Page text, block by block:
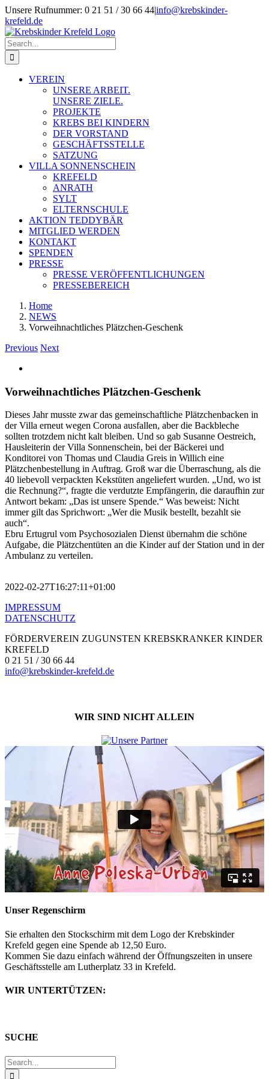
Skip
to
content
Unsere Rufnummer: 0 21 51 / 30 66 44|info@krebskinder-
krefeld.de
Facebook
Instagram
Search
for:
VEREIN
UNSERE ARBEIT.
UNSERE ZIELE.
PROJEKTE
KREBS BEI KINDERN
DER VORSTAND
GESCHÄFTSSTELLE
SATZUNG
VILLA SONNENSCHEIN
KREFELD
ANRATH
SYLT
ELTERNSCHULE
AKTION TEDDYBÄR
MITGLIED WERDEN
KONTAKT
SPENDEN
PRESSE
PRESSE VERÖFFENTLICHUNGEN
PRESSEBEREICH
Home
NEWS
Vorweihnachtliches Plätzchen-Geschenk
Previous Next
Image
Vorweihnachtliches Plätzchen-Geschenk
Dieses Jahr musste zwar das gemeinschaftliche Plätzchenbacken in
der Villa erneut wegen Corona ausfallen, aber die Backbleche
sollten trotzdem nicht kalt bleiben. Und so gab Susanne Oestreich,
Hausleiterin der Villa Sonnenschein, bei der Bäckerei und
Konditorei von Thomas und Claudia Greis in Willich eine
Plätzchenbestellung in Auftrag. Groß war die Überraschung, als die
40 liebevoll verpackten Kekstüten angeliefert wurden. „Und, wo ist
die Rechnung?“, fragte die verdutzte Empfängerin, die daraufhin zur
Antwort bekam: „Das ist unsere Spende.“ Was beweist: Nicht
immer gilt das Sprichwort: „Wer die Musik bestellt, bezahlt sie
auch“.
Ebru Ertugrul vom Psychosozialen Dienst übernahm die schöne
Aufgabe, die Plätzchentüten an die Kinder auf der Station und in der
Ambulanz zu verteilen.
2022-02-27T16:27:11+01:00
IMPRESSUM
DATENSCHUTZ
FÖRDERVEREIN ZUGUNSTEN KREBSKRANKER KINDER
KREFELD
0 21 51 / 30 66 44
info@krebskinder-krefeld.de
WIR SIND NICHT ALLEIN
Unser Regenschirm
Sie erhalten den Stockschirm mit dem Logo der Krebskinder
Krefeld gegen eine Spende ab 12,50 Euro.
Kommen Sie dazu einfach während der Öffnungszeiten in unsere
Geschäftsstelle am Lutherplatz 33 in Krefeld.
WIR UNTERTÜTZEN:
SUCHE
Search
for: